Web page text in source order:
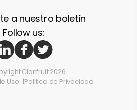
Clarifruit 2026
Uso
Politica de Privacidad
a nuestro boletín
Follow us: